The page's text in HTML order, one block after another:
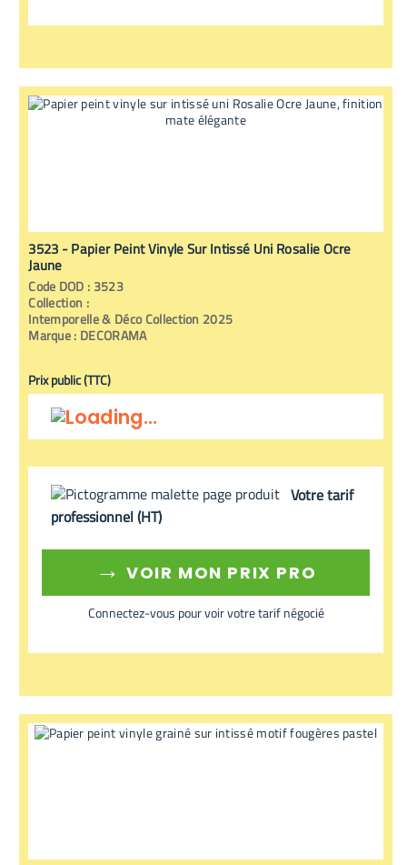
3523 - Papier Peint Vinyle Sur Intissé Uni Rosalie Ocre
Jaune
Code DOD : 3523
Collection :
Intemporelle & Déco Collection 2025
Marque : DECORAMA
Prix public (TTC)
Votre tarif
professionnel (HT)
→ VOIR MON PRIX PRO
Connectez-vous pour voir votre tarif négocié